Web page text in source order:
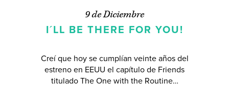
9 de Diciembre
I´LL BE THERE FOR YOU!
Creí que hoy se cumplían veinte años del
estreno en EEUU el capítulo de Friends
titulado The One with the Routine…